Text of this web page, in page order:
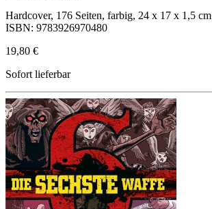
Hardcover, 176 Seiten, farbig, 24 x 17 x 1,5 cm
ISBN: 9783926970480
19,80 €
Sofort lieferbar